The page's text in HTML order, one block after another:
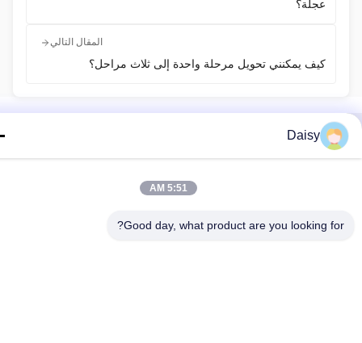
عجلة؟
المقال التالي
كيف يمكنني تحويل مرحلة واحدة إلى ثلاث مراحل؟
Daisy
5:51 AM
Good day, what product are you looking